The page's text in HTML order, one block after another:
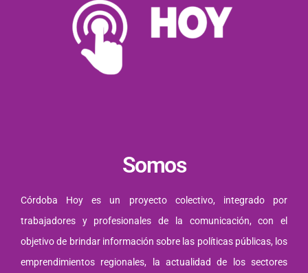
Somos
Córdoba Hoy es un proyecto colectivo, integrado por
trabajadores y profesionales de la comunicación, con el
objetivo de brindar información sobre las políticas públicas, los
emprendimientos regionales, la actualidad de los sectores